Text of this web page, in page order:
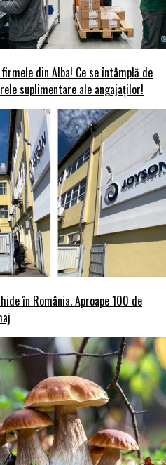
din Alba! Ce se întâmplă de
suplimentare ale angajaților!
în România. Aproape 100 de